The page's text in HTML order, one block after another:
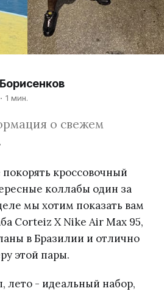
1 мин.
о свежем
кроссовочный
коллабы один за
мы хотим показать вам
Corteiz X Nike Air Max 95,
в Бразилии и отлично
этой пары.
лето - идеальный набор,